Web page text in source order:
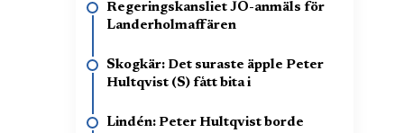
Regeringskansliet JO-anmäls för
Landerholmaffären
Skogkär: Det suraste äpple Peter
Hultqvist (S) fått bita i
Lindén: Peter Hultqvist borde